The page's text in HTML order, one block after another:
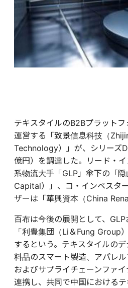
テキスタイルのB2Bプラット
運営する「致景信息科技（
Technology）」が、シリーズ
億円）を調達した。リード・
系物流大手「GLP」傘下の「
Capital）」、コ・インベスタ
ザーは「華興資本（China
百布は今後の展開として、
「利豊集団（Li＆Fung Group
するという。テキスタイルの
料品のスマート製造、アパレ
およびサプライチェーンファ
連携し、共同で中国における